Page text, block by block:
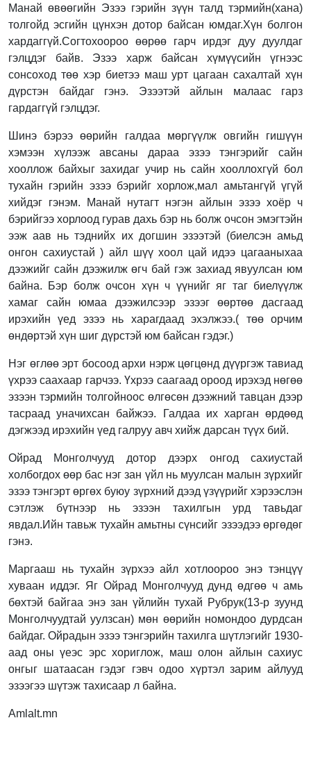
Манай өвөөгийн Эзээ гэрийн зүүн талд тэрмийн(хана)
толгойд эсгийн цүнхэн дотор байсан юмдаг.Хүн болгон
хардаггүй.Согтохоороо өөрөө гарч ирдэг дуу дуулдаг
гэлцдэг байв. Эзээ харж байсан хүмүүсийн үгнээс
сонсоход төө хэр биетээ маш урт цагаан сахалтай хүн
дүрстэн байдаг гэнэ. Эзээтэй айлын малаас гарз
гардаггүй гэлцдэг.
Шинэ бэрээ өөрийн галдаа мөргүүлж овгийн гишүүн
хэмээн хүлээж авсаны дараа эзээ тэнгэрийг сайн
хооллож байхыг захидаг учир нь сайн хооллохгүй бол
тухайн гэрийн эзээ бэрийг хорлож,мал амьтангүй үгүй
хийдэг гэнэм. Манай нутагт нэгэн айлын эзээ хоёр ч
бэрийгээ хорлоод гурав дахь бэр нь болж очсон эмэгтэйн
ээж аав нь тэднийх их догшин эзээтэй (биелсэн амьд
онгон сахиустай ) айл шүү хоол цай идээ цагааныхаа
дээжийг сайн дээжилж өгч бай гэж захиад явуулсан юм
байна. Бэр болж очсон хүн ч үүнийг яг таг биелүүлж
хамаг сайн юмаа дээжилсээр эзээг өөртөө дасгаад
ирэхийн үед эзээ нь харагдаад эхэлжээ.( төө орчим
өндөртэй хүн шиг дүрстэй юм байсан гэдэг.)
Нэг өглөө эрт босоод архи нэрж цөгцөнд дүүргэж тавиад
үхрээ саахаар гарчээ. Үхрээ саагаад ороод ирэхэд нөгөө
эзээн тэрмийн толгойноос өлгөсөн дээжний тавцан дээр
тасраад уначихсан байжээ. Галдаа их харган өрдөөд
дэгжээд ирэхийн үед галруу авч хийж дарсан түүх бий.
Ойрад Монголчууд дотор дээрх онгод сахиустай
холбогдох өөр бас нэг зан үйл нь муулсан малын зүрхийг
эзээ тэнгэрт өргөх буюу зүрхний дээд үзүүрийг хэрээслэн
сэтлэж бүтнээр нь эзээн тахилгын урд тавьдаг
явдал.Ийн тавьж тухайн амьтны сүнсийг эзээдээ өргөдөг
гэнэ.
Маргааш нь тухайн зүрхээ айл хотлоороо энэ тэнцүү
хуваан иддэг. Яг Ойрад Монголчууд дунд өдгөө ч амь
бөхтэй байгаа энэ зан үйлийн тухай Рубрук(13-р зуунд
Монголчуудтай уулзсан) мөн өөрийн номондоо дурдсан
байдаг. Ойрадын эзээ тэнгэрийн тахилга шүтлэгийг 1930-
аад оны үеэс эрс хориглож, маш олон айлын сахиус
онгыг шатаасан гэдэг гэвч одоо хүртэл зарим айлууд
эзээгээ шүтэж тахисаар л байна.
Amlalt.mn